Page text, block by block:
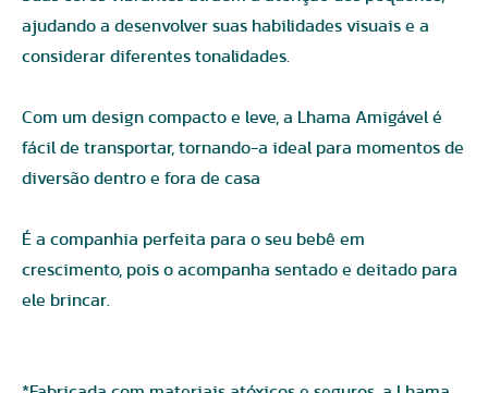
ajudando a desenvolver suas habilidades visuais e a
considerar diferentes tonalidades.
Com um design compacto e leve, a Lhama Amigável é
fácil de transportar, tornando-a ideal para momentos de
diversão dentro e fora de casa
É a companhia perfeita para o seu bebê em
crescimento, pois o acompanha sentado e deitado para
ele brincar.